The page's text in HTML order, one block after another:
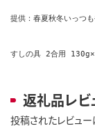
提供：春夏秋冬いっつ
すしの具 2合用
返礼品レビ
投稿されたレビュー